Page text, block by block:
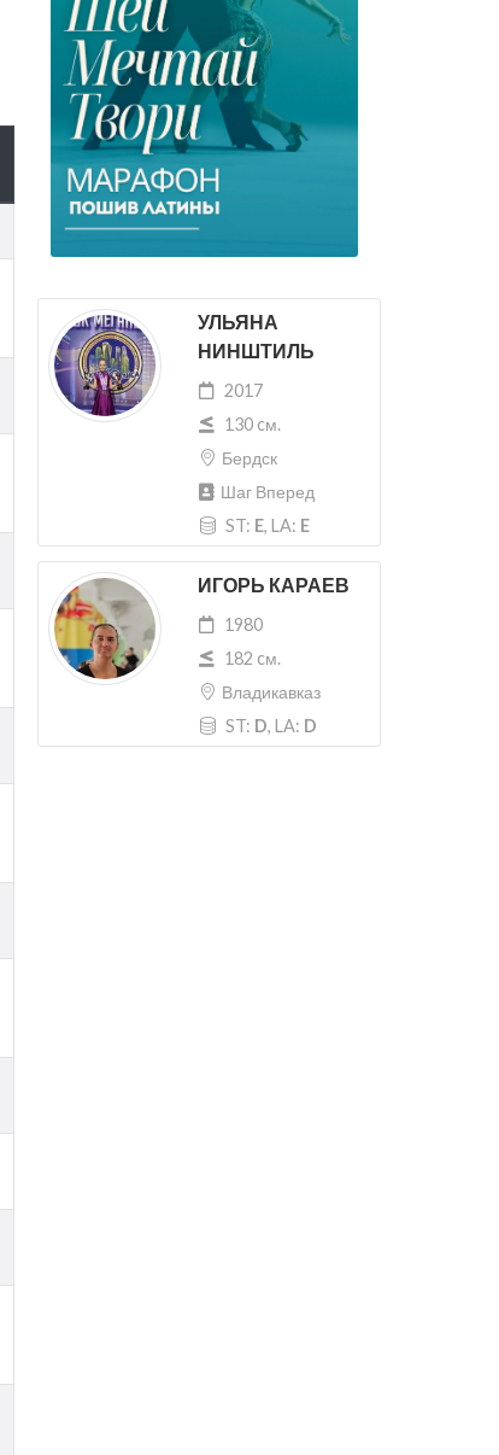
УЛЬЯНА
НИНШТИЛЬ
2017
130 cм.
Бердск
Шаг Вперед
ST: E, LA: E
ИГОРЬ КАРАЕВ
1980
182 cм.
Владикавказ
ST: D, LA: D